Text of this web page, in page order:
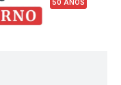
50 ANOS